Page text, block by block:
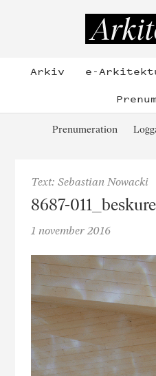
Arkiv e-
Prenumeration
Text: Sebastian Nowacki
8687-
1 november 2016